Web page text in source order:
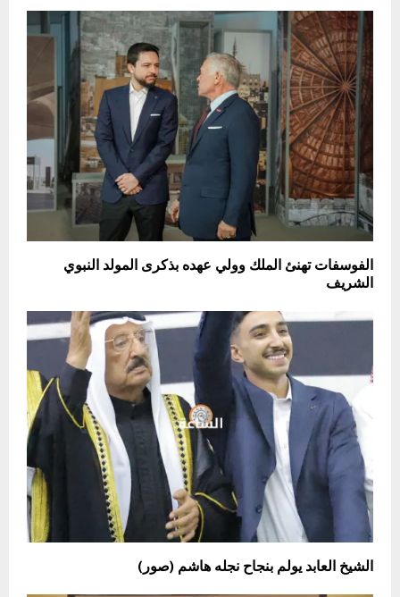
الفوسفات تهنئ الملك وولي عهده بذكرى المولد النبوي
الشريف
الشيخ العابد يولم بنجاح نجله هاشم (صور)